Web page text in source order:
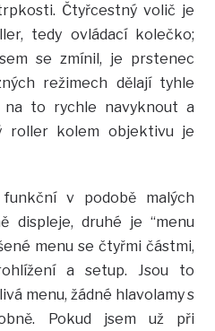
Čtyřcestný volič je
tedy ovládací kolečko;
se zmínil, je prstenec
režimech dělají tyhle
to rychle navyknout a
roller kolem objektivu je
v podobě malých
displeje, druhé je “menu
menu se čtyřmi částmi,
a setup. Jsou to
menu, žádné hlavolamy s
Pokud jsem už při